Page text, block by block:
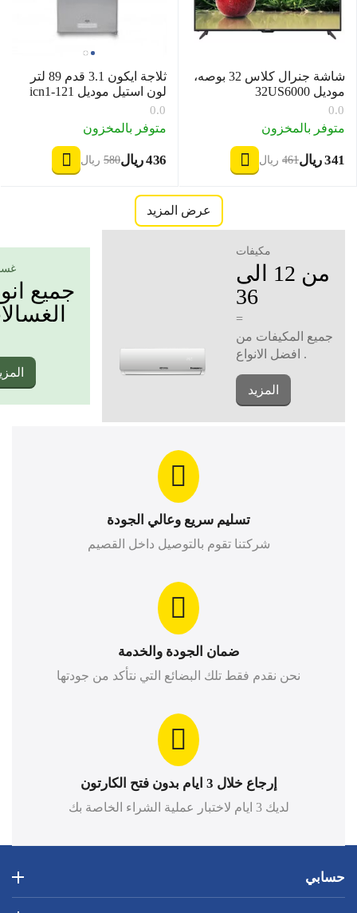
شاشة جنرال كلاس 32 بوصه،
موديل 32US6000
0.0
متوفر بالمخزون
ريال ‎‍341‍ ريال ‎‍461‍
ثلاجة ايكون 3.1 قدم 89 لتر
لون استيل موديل icn1-121
0.0
متوفر بالمخزون
ريال ‎‍436‍ ريال ‎‍580‍
عرض المزيد
مكيفات
من 12 الى
36
=
جميع المكيفات من
افضل الانواع .
المزيد
جميع
تسليم سريع وعالي الجودة
شركتنا تقوم بالتوصيل داخل القصيم
ضمان الجودة والخدمة
نحن نقدم فقط تلك البضائع التي نتأكد من جودتها
إرجاع خلال 3 ايام بدون فتح الكارتون
لديك 3 ايام لاختبار عملية الشراء الخاصة بك
حسابي